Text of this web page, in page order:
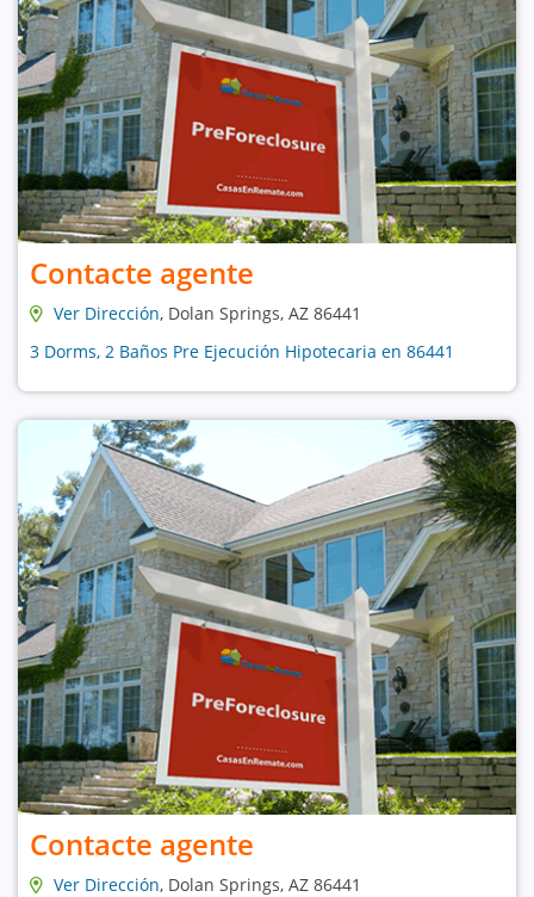
Contacte agente
Ver Dirección, Dolan Springs, AZ 86441
3 Dorms, 2 Baños Pre Ejecución Hipotecaria en 86441
Contacte agente
Ver Dirección, Dolan Springs, AZ 86441